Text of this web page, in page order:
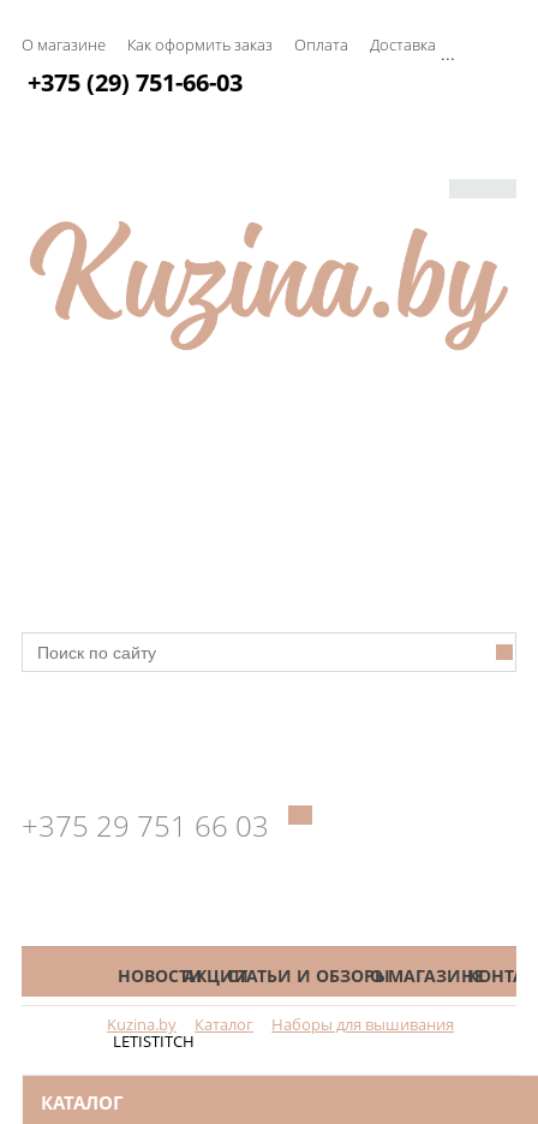
О магазине Как оформить заказ Оплата Доставка ...
+375 (29) 751-66-03
+375 29 751 66 03
КАТАЛОГНОВОСТИАКЦИИСТАТЬИ И ОБЗОРЫО МАГАЗИНЕ
Kuzina.by Каталог Наборы для вышивания
LETISTITCH
КАТАЛОГ